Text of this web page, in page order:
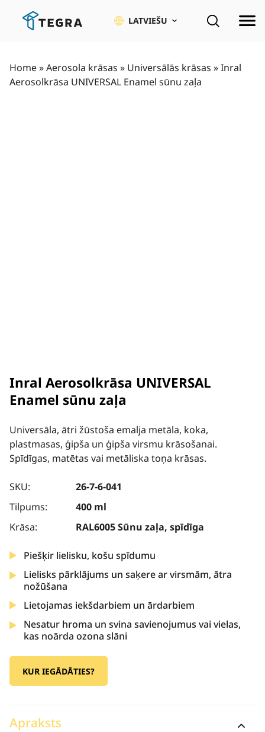
LATVIEŠU
Home»Aerosola krāsas » Universālās krāsas »Inral
Aerosolkrāsa UNIVERSAL Enamel sūnu zaļa
Inral Aerosolkrāsa UNIVERSAL
Enamel sūnu zaļa
Universāla, ātri žūstoša emalja metāla, koka,
plastmasas, ģipša un ģipša virsmu krāsošanai.
Spīdīgas, matētas vai metāliska toņa krāsas.
SKU:
26-7-6-041
Tilpums:
400 ml
Krāsa:
RAL6005 Sūnu zaļa, spīdīga
Piešķir lielisku, košu spīdumu
Lielisks pārklājums un saķere ar virsmām, ātra
nožūšana
Lietojamas iekšdarbiem un ārdarbiem
Nesatur hroma un svina savienojumus vai vielas,
kas noārda ozona slāni
KUR IEGĀDĀTIES?
Apraksts